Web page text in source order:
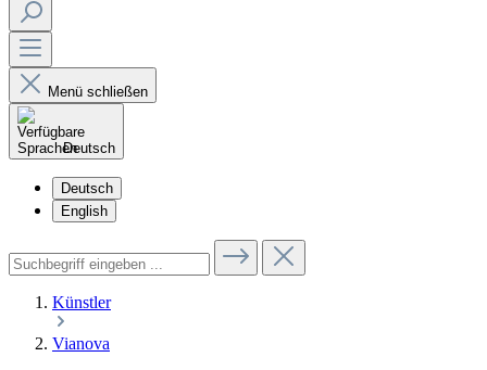
Menü schließen
Deutsch
Deutsch
English
Künstler
Vianova